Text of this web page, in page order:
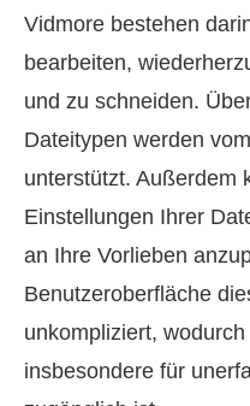
Vidmore bestehen
bearbeiten,
und zu schneiden.
Dateitypen werden
unterstützt. Außerdem
Einstellungen Ihrer
an Ihre Vorlieben
Benutzeroberfläche
unkompliziert,
insbesondere für